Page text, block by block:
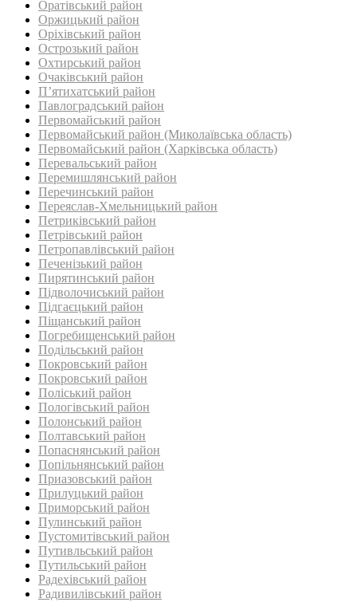
Оратівський район
Оржицький район
Оріхівський район
Острозький район
Охтирський район
Очаківський район
П’ятихатський район
Павлоградський район
Первомайський район
Первомайський район (Миколаївська область)
Первомайський район (Харківська область)
Перевальський район‎
Перемишлянський район
Перечинський район
Переяслав-Хмельницький район
Петриківський район
Петрівський район‎
Петропавлівський район
Печенізький район
Пирятинський район
Підволочиський район
Підгаєцький район
Піщанський район
Погребищенський район
Подільський район
Покровський район
Покровський район
Поліський район
Пологівський район
Полонський район
Полтавський район
Попаснянський район
Попільнянський район‎
Приазовський район
Прилуцький район
Приморський район
Пулинський район
Пустомитівський район
Путивльський район‎
Путильський район
Радехівський район
Радивилівський район